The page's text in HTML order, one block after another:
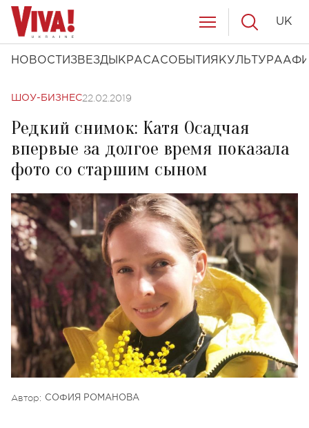
НОВОСТИ ЗВЕЗДЫ КРАСАСОБЫТИЯ КУЛЬТУРА
UK
ШОУ-БИЗНЕС22.02.2019
Редкий снимок: Катя Осадчая
впервые за долгое время показала
фото со старшим сыном
Автор: СОФИЯ РОМАНОВА